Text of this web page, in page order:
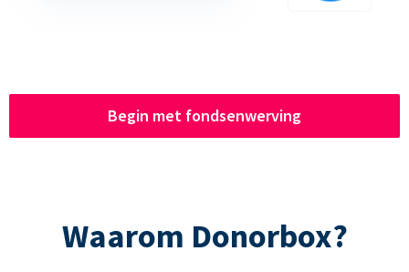
Begin met fondsenwerving
Waarom Donorbox?